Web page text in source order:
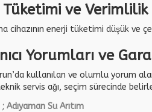
Tüketimi ve Verimlilik
cihazının enerji tüketimi düşük ve
Yorumları ve
kullanılan ve olumlu yorum
servis ağı, seçim sürecinde
Adıyaman Su Arıtım